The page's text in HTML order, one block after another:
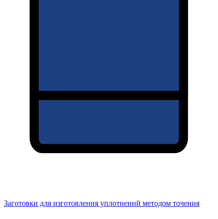
Заготовки для изготовления уплотнений методом точения